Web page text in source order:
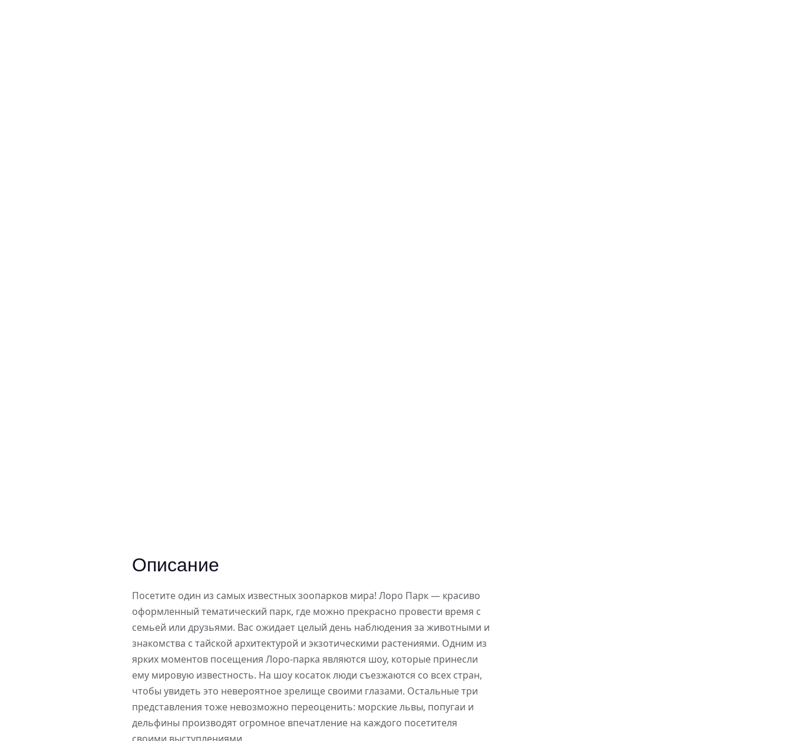
Описание
Посетите один из самых известных зоопарков мира! Лоро Парк — красиво
оформленный тематический парк, где можно прекрасно провести время с
семьей или друзьями. Вас ожидает целый день наблюдения за животными и
знакомства с тайской архитектурой и экзотическими растениями. Одним из
ярких моментов посещения Лоро-парка являются шоу, которые принесли
ему мировую известность. На шоу косаток люди съезжаются со всех стран,
чтобы увидеть это невероятное зрелище своими глазами. Остальные три
представления тоже невозможно переоценить: морские львы, попугаи и
дельфины производят огромное впечатление на каждого посетителя